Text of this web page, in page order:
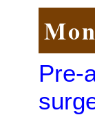
Pre-